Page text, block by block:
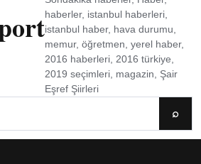
haberler, istanbul haberleri,
istanbul haber, hava durumu,
memur, öğretmen, yerel haber,
2016 haberleri, 2016 türkiye,
2019 seçimleri, magazin, Şair
Eşref Şiirleri
⌕